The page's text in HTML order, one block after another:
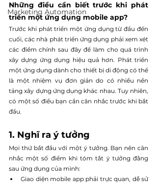
Marketing Automation
Những điều cần biết trước khi phát
triển một ứng dụng mobile app?
Trước khi phát triển một ứng dụng từ đầu đến
cuối, các nhà phát triển ứng dụng phải xem xét
các điểm chính sau đây để làm cho quá trình
xây dựng ứng dụng hiệu quả hơn. Phát triển
một ứng dụng dành cho thiết bị di động có thể
là một nhiệm vụ đơn giản do có nhiều nền
tảng xây dựng ứng dụng khác nhau. Tuy nhiên,
có một số điều bạn cần cân nhắc trước khi bắt
đầu.
1. Nghĩ ra ý tưởng
Mọi thứ bắt đầu với một ý tưởng. Bạn nên cân
nhắc một số điểm khi tóm tắt ý tưởng đằng
sau ứng dụng của mình:
Giao diện mobile app phải trực quan, dễ sử